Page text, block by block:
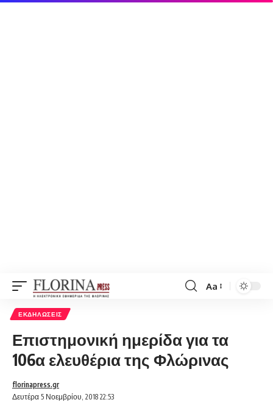
Font
Aa
ΕΚΔΗΛΏΣΕΙΣ
Επιστημονική ημερίδα για τα
106α ελευθέρια της Φλώρινας
Δευτέρα 5 Νοεμβρίου, 2018 22:53
florinapress.gr